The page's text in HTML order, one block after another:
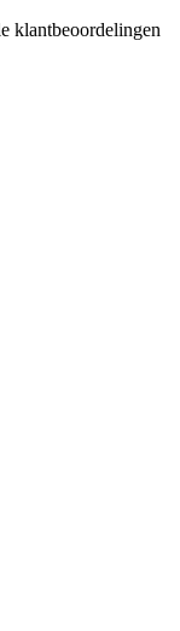
klantbeoordelingen